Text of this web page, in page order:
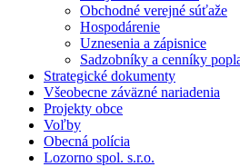
Obchodné verejné súťaže
Hospodárenie
Uznesenia a zápisnice
Sadzobníky a cenníky
Strategické dokumenty
Všeobecne záväzné nariadenia
Projekty obce
Voľby
Obecná polícia
Lozorno spol. s.r.o.